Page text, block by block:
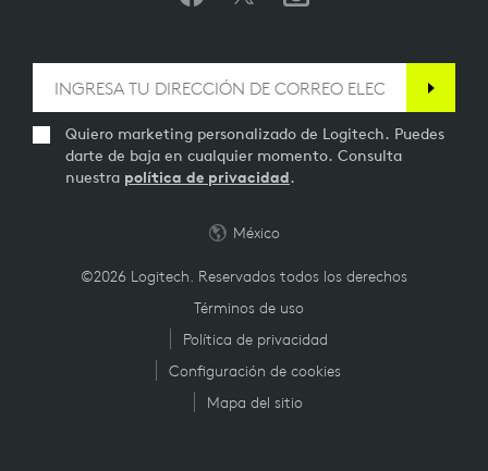
Quiero marketing personalizado de Logitech. Puedes
darte de baja en cualquier momento. Consulta
nuestra política de privacidad.
©2026 Logitech. Reservados todos los derechos
Términos de uso
Política de privacidad
Configuración de cookies
Mapa del sitio
México